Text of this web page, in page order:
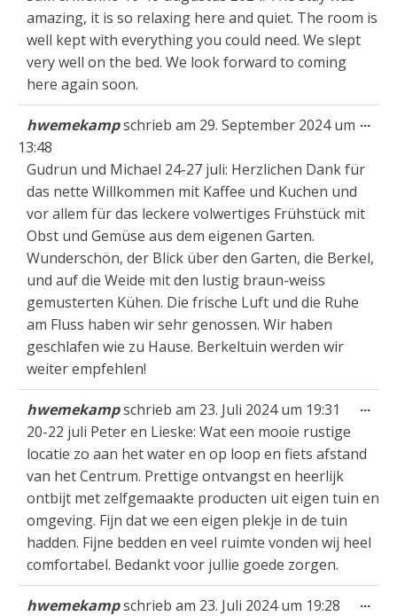
amazing, it is so relaxing here and quiet. The room is
well kept with everything you could need. We slept
very well on the bed. We look forward to coming
here again soon.
hwemekampschrieb am 29. September 2024 um
13:48
Gudrun und Michael 24-27 juli: Herzlichen Dank für
das nette Willkommen mit Kaffee und Kuchen und
vor allem für das leckere volwertiges Frühstück mit
Obst und Gemüse aus dem eigenen Garten.
Wunderschön, der Blick über den Garten, die Berkel,
und auf die Weide mit den lustig braun-weiss
gemusterten Kühen. Die frische Luft und die Ruhe
am Fluss haben wir sehr genossen. Wir haben
geschlafen wie zu Hause. Berkeltuin werden wir
weiter empfehlen!
...
hwemekampschrieb am 23. Juli 2024 um 19:31
20-22 juli Peter en Lieske: Wat een mooie rustige
locatie zo aan het water en op loop en fiets afstand
van het Centrum. Prettige ontvangst en heerlijk
ontbijt met zelfgemaakte producten uit eigen tuin en
omgeving. Fijn dat we een eigen plekje in de tuin
hadden. Fijne bedden en veel ruimte vonden wij heel
comfortabel. Bedankt voor jullie goede zorgen.
...
hwemekampschrieb am 23. Juli 2024 um 19:28
...